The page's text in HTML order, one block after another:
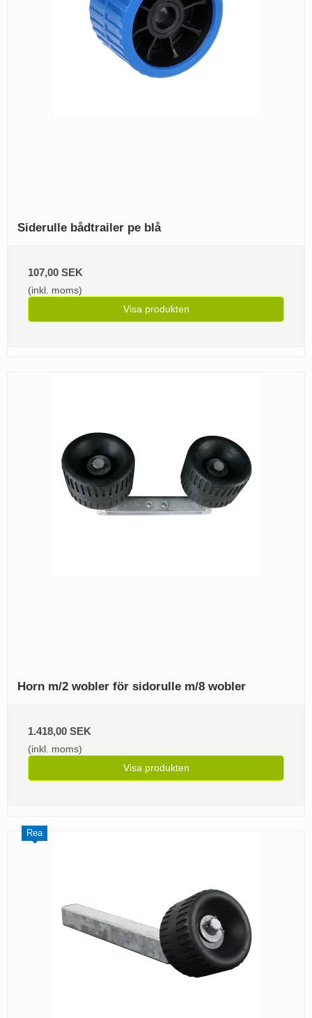
Siderulle bådtrailer pe blå
107,00 SEK
(inkl. moms)
Visa produkten
Horn m/2 wobler för sidorulle m/8 wobler
1.418,00 SEK
(inkl. moms)
Visa produkten
Rea